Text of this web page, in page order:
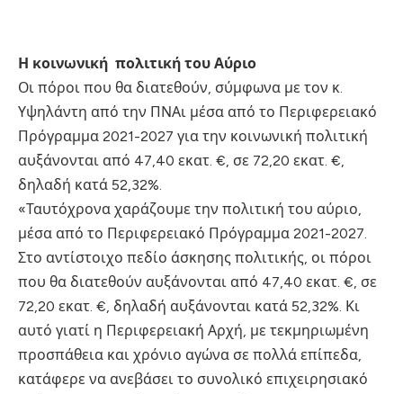
Η κοινωνική πολιτική του Αύριο
Οι πόροι που θα διατεθούν, σύμφωνα με τον κ.
Υψηλάντη από την ΠΝΑι μέσα από το Περιφερειακό
Πρόγραμμα 2021-2027 για την κοινωνική πολιτική
αυξάνονται από 47,40 εκατ. €, σε 72,20 εκατ. €,
δηλαδή κατά 52,32%.
«Ταυτόχρονα χαράζουμε την πολιτική του αύριο,
μέσα από το Περιφερειακό Πρόγραμμα 2021-2027.
Στο αντίστοιχο πεδίο άσκησης πολιτικής, οι πόροι
που θα διατεθούν αυξάνονται από 47,40 εκατ. €, σε
72,20 εκατ. €, δηλαδή αυξάνονται κατά 52,32%. Κι
αυτό γιατί η Περιφερειακή Αρχή, με τεκμηριωμένη
προσπάθεια και χρόνιο αγώνα σε πολλά επίπεδα,
κατάφερε να ανεβάσει το συνολικό επιχειρησιακό